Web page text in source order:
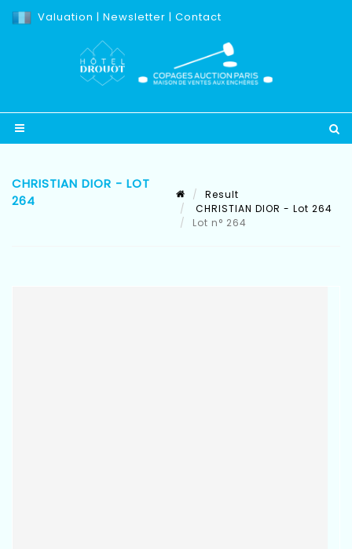
Valuation | Newsletter | Contact
CHRISTIAN DIOR - LOT
264
Result
CHRISTIAN DIOR - Lot 264
Lot n° 264